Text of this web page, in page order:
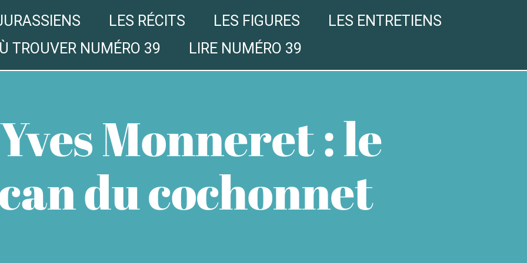
LES RÉCITS LES FIGURES
LES ENTRETIENS
TROUVER NUMÉRO 39 LIRE NUMÉRO 39
Monneret : le
du cochonnet